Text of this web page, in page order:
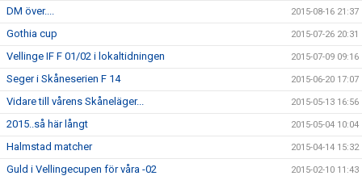
DM över.... 2015-08-16 21:37
Gothia cup 2015-07-26 20:31
Vellinge IF F 01/02 i lokaltidningen 2015-07-09 09:16
Seger i Skåneserien F 14 2015-06-20 17:07
Vidare till vårens Skåneläger... 2015-05-13 16:56
2015..så här långt 2015-05-04 10:04
Halmstad matcher 2015-04-14 15:32
Guld i Vellingecupen för våra -02 2015-02-10 11:43